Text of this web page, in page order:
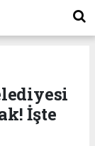
İşte